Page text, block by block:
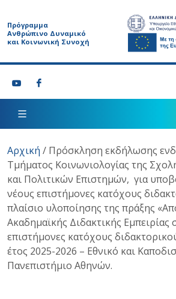
Πρόγραμμα
Ανθρώπινο Δυναμικό
και Κοινωνική Συνοχή
Αρχική / Πρόσκληση εκδήλωσης
Τμήματος Κοινωνιολογίας της
και Πολιτικών Επιστημών, για
νέους επιστήμονες κατόχους
πλαίσιο υλοποίησης της πράξης
Ακαδημαϊκής Διδακτικής Εμπειρίας
επιστήμονες κατόχους
έτος 2025-2026 – Εθνικό και
Πανεπιστήμιο Αθηνών.